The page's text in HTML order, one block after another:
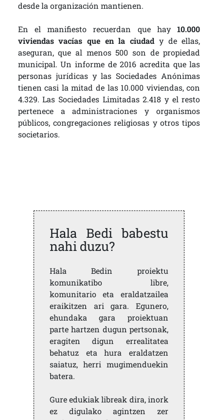
desde la organización mantienen.
En el manifiesto recuerdan que hay10.000
viviendas vacías que en la ciudad y de ellas,
aseguran, que al menos 500 son de propiedad
municipal. Un informe de 2016 acredita que las
personas jurídicas y las Sociedades Anónimas
tienen casi la mitad de las 10.000 viviendas, con
4.329. Las Sociedades Limitadas 2.418 y el resto
pertenece a administraciones y organismos
públicos, congregaciones religiosas y otros tipos
societarios.
Hala Bedi babestu
nahi duzu?
Hala Bedin proiektu
komunikatibo libre,
komunitario eta eraldatzailea
eraikitzen ari gara. Egunero,
ehundaka gara proiektuan
parte hartzen dugun pertsonak,
eragiten digun errealitatea
behatuz eta hura eraldatzen
saiatuz, herri mugimenduekin
batera.
Gure edukiak libreak dira, inork
ez digulako agintzen zer